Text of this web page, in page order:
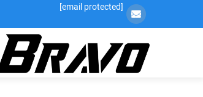
[email protected]